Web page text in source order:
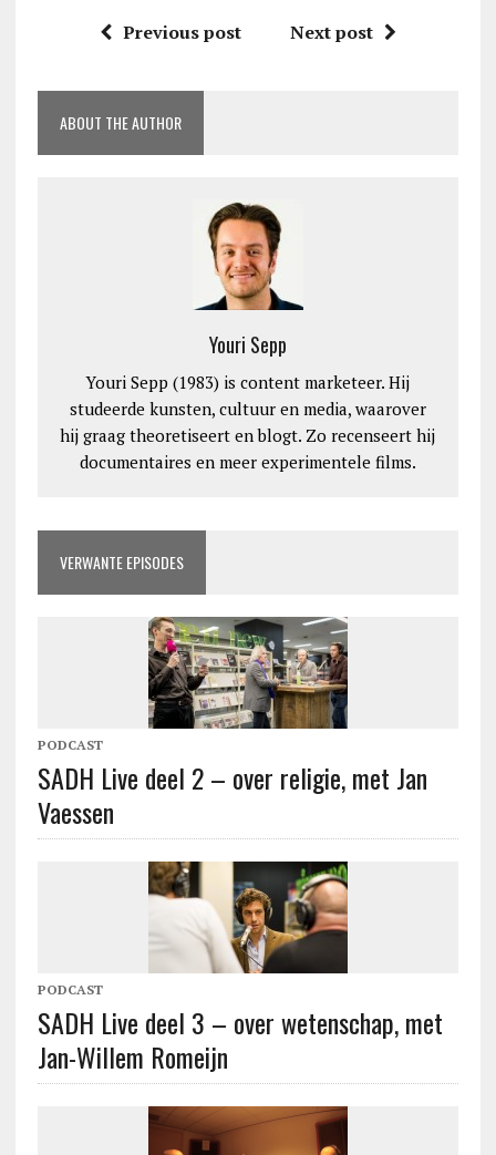
Previous post Next post
ABOUT THE AUTHOR
Youri Sepp
Youri Sepp (1983) is content marketeer. Hij
studeerde kunsten, cultuur en media, waarover
hij graag theoretiseert en blogt. Zo recenseert hij
documentaires en meer experimentele films.
VERWANTE EPISODES
PODCAST
SADH Live deel 2 – over religie, met Jan
Vaessen
PODCAST
SADH Live deel 3 – over wetenschap, met
Jan-Willem Romeijn